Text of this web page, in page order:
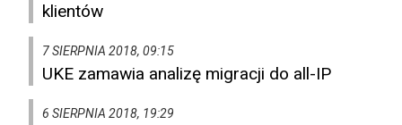
klientów
7 SIERPNIA 2018, 09:15
UKE zamawia analizę migracji do all-IP
6 SIERPNIA 2018, 19:29